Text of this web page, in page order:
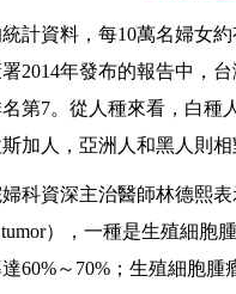
計資料，每10萬名婦女
2014年發布的報告中，
名第7。從人種來看，白
加人，亞洲人和黑人則
科資深主治醫師林德熙
tumor），一種是生殖細
60%～70%；生殖細胞腫